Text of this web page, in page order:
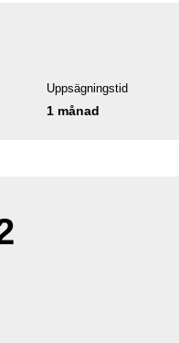
Uppsägningstid
1 månad